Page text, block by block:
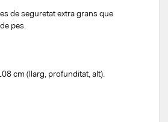
de seguretat extra grans que
pes.
cm (llarg, profunditat, alt).